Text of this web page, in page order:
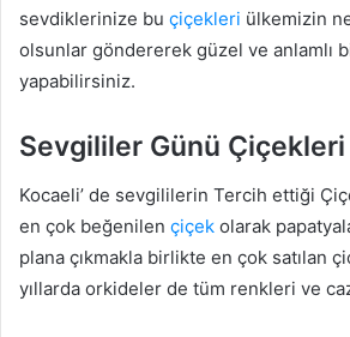
sevdiklerinize bu çiçekleri ülkemizin
olsunlar göndererek güzel ve anlamlı
yapabilirsiniz.
Sevgililer Günü Çiçekleri
Kocaeli’ de sevgililerin Tercih ettiği
en çok beğenilen çiçek olarak
plana çıkmakla birlikte en çok satılan
yıllarda orkideler de tüm renkleri ve